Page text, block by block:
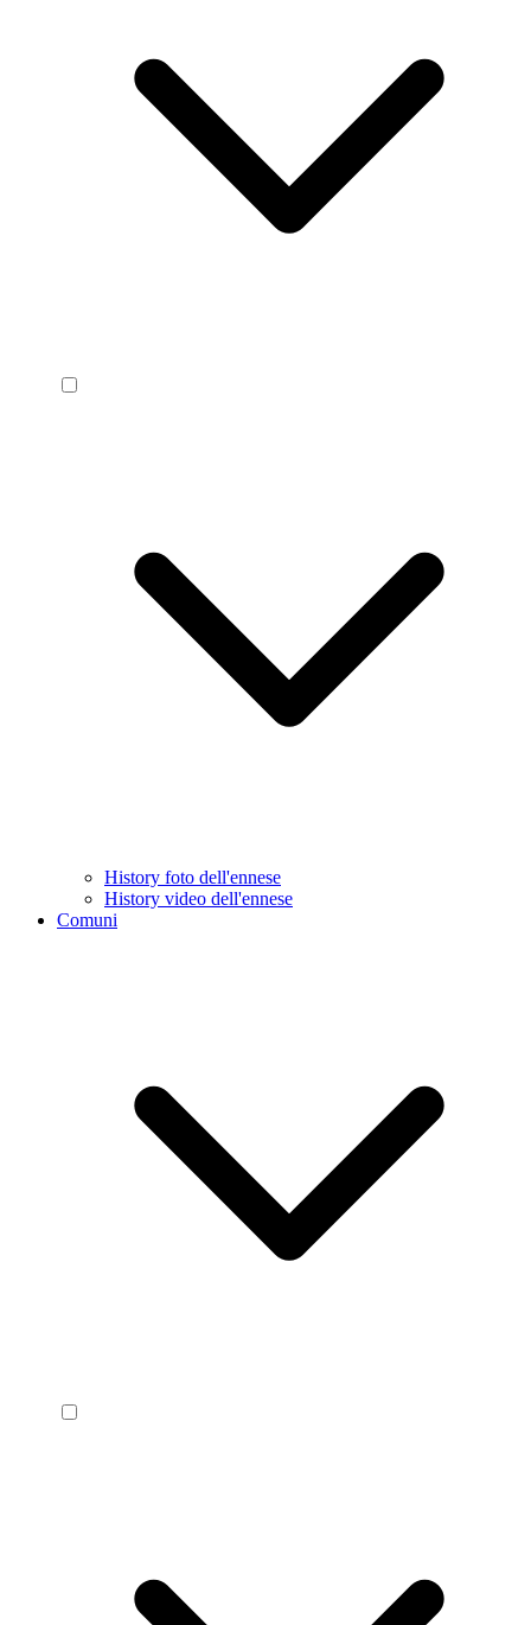
History foto dell'ennese
History video dell'ennese
Comuni